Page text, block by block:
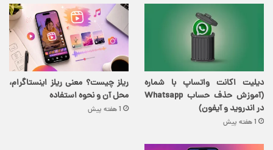
دیلیت اکانت واتساپ با شماره
(آموزش حذف حساب Whatsapp
در اندروید و آیفون)
1 هفته پیش
ریلز چیست؟ معنی ریلز اینستاگرام،
محل آن و نحوه استفاده
1 هفته پیش